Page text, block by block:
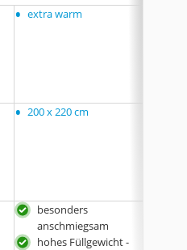
• extra warm
• 200 x 220 cm
besonders
anschmiegsam
hohes Füllgewicht -